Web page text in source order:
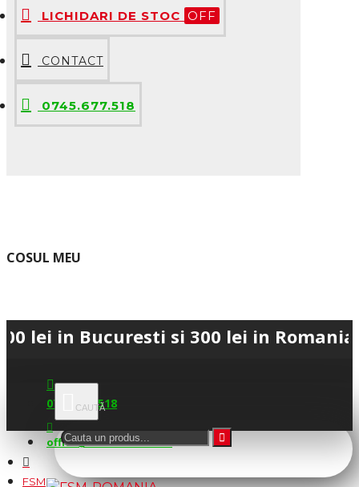
LICHIDARI DE STOC OFF
CONTACT
0745.677.518
COSUL MEU
si 300 lei in Romania • 💳
0745.677.518
office@fsm-romania.ro
FSM